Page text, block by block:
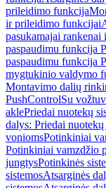
prileidimo funkcija
ir prileidimo funkcijai
pasukamajai
paspaudimu funkcija
paspaudimu funkcija
mygtukinio valdymo
Montavimo dalių
PushControlSu
aklePriedai nuotekų
dalys: Priedai
voniomsPotinkiniai
Potinkiniai vamzdžio
jungtysPotinkinės
sistemosAtsarginės